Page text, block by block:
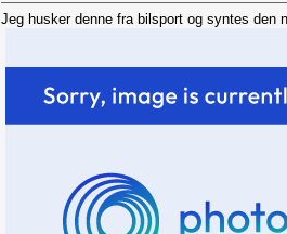
Jeg husker denne fra bilsport og syntes